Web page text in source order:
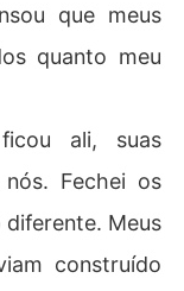
que meus
quanto meu
ali, suas
Fechei os
Meus
construído